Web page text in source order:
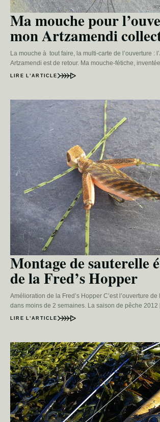
Ma mouche pour
mon Artzamendi
La mouche à tout faire, la multi-carte de l’ouverture :
Artzamendi est de retour. Ma mouche-fétiche,
LIRE L’ARTICLE
Montage de sauterelle
de la Fred’s Hopper
Amélioration de la Fred’s Hopper C’est l’ouverture
dans moins de 2 semaines. La saison de pêche
LIRE L’ARTICLE